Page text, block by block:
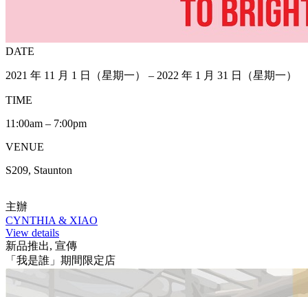
DATE
2021 年 11 月 1 日（星期一） – 2022 年 1 月 31 日（星期一）
TIME
11:00am – 7:00pm
VENUE
S209, Staunton
主辦
CYNTHIA & XIAO
View details
新品推出, 宣傳
「我是誰」期間限定店